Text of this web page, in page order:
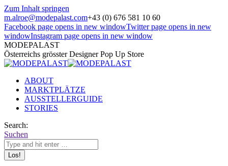
Zum Inhalt springen
m.alroe@modepalast.com+43 (0) 676 581 10 60
Facebook page opens in new windowTwitter page opens in new
windowInstagram page opens in new window
MODEPALAST
Österreichs grösster Designer Pop Up Store
ABOUT
MARKTPLÄTZE
AUSSTELLERGUIDE
STORIES
Search:
Suchen